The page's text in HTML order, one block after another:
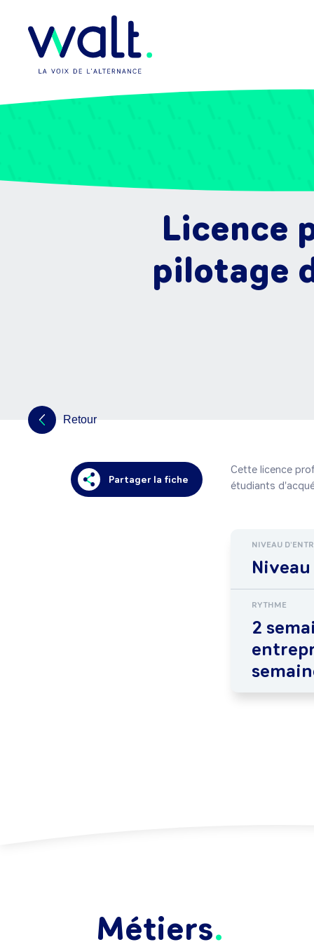
Licence
pilotage
Retour
Partager la fiche
Cette licence
étudiants
NIVEAU
Niveau
RYTHME
2
Métiers